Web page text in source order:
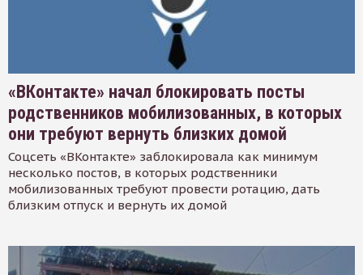
«ВКонтакте» начал блокировать посты
родственников мобилизованных, в которых
они требуют вернуть близких домой
Соцсеть «ВКонтакте» заблокировала как минимум
несколько постов, в которых родственники
мобилизованных требуют провести ротацию, дать
близким отпуск и вернуть их домой